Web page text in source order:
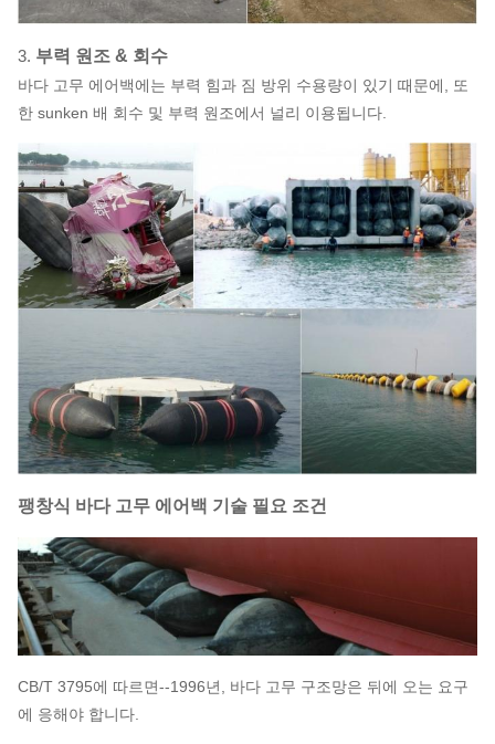
3. 부력 원조 & 회수
바다 고무 에어백에는 부력 힘과 짐 방위 수용량이 있기 때문에, 또
한 sunken 배 회수 및 부력 원조에서 널리 이용됩니다.
팽창식 바다 고무 에어백 기술 필요 조건
CB/T 3795에 따르면--1996년, 바다 고무 구조망은 뒤에 오는 요구
에 응해야 합니다.